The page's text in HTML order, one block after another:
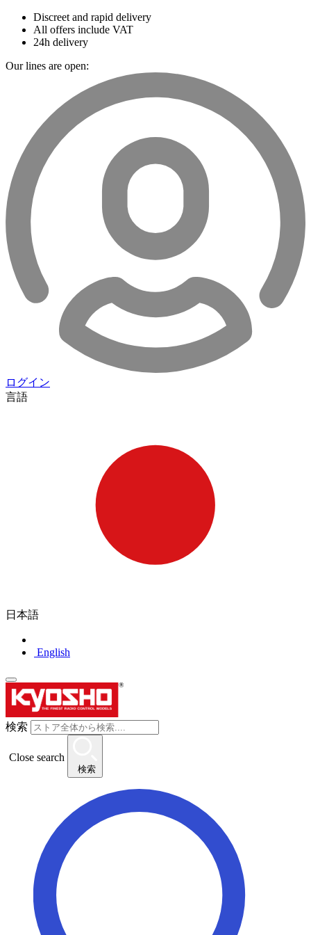
Discreet and rapid delivery
All offers include VAT
24h delivery
Our lines are open:
ログイン
言語
日本語
English
検索
Close search
検索